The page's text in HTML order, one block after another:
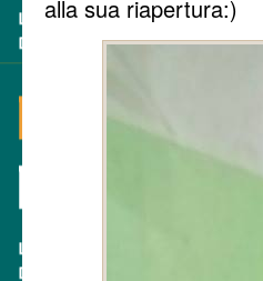
alla sua riapertura:)